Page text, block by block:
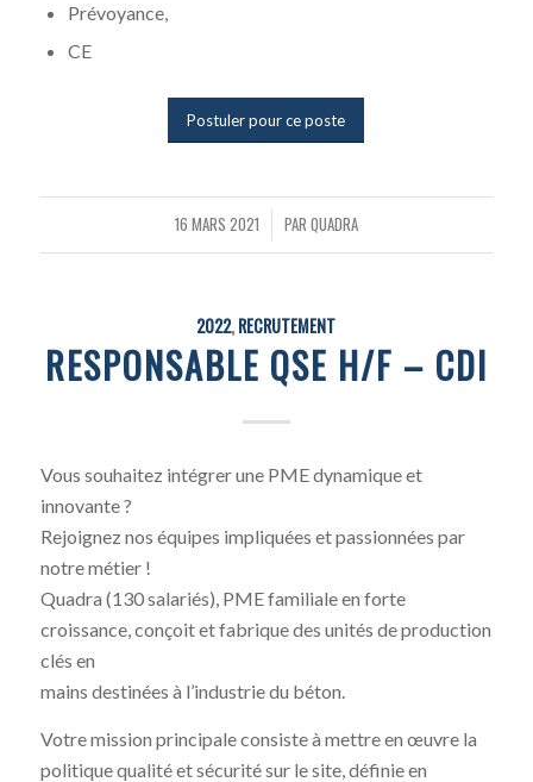
Prévoyance,
CE
Postuler pour ce poste
16 MARS 2021
/ PAR QUADRA
2022,RECRUTEMENT
RESPONSABLE QSE H/F – CDI
Vous souhaitez intégrer une PME dynamique et
innovante ?
Rejoignez nos équipes impliquées et passionnées par
notre métier !
Quadra (130 salariés), PME familiale en forte
croissance, conçoit et fabrique des unités de production
clés en
mains destinées à l’industrie du béton.
Votre mission principale consiste à mettre en œuvre la
politique qualité et sécurité sur le site, définie en